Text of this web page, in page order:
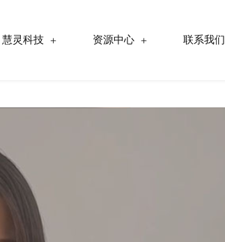
慧灵科技 资源中心 联系我们